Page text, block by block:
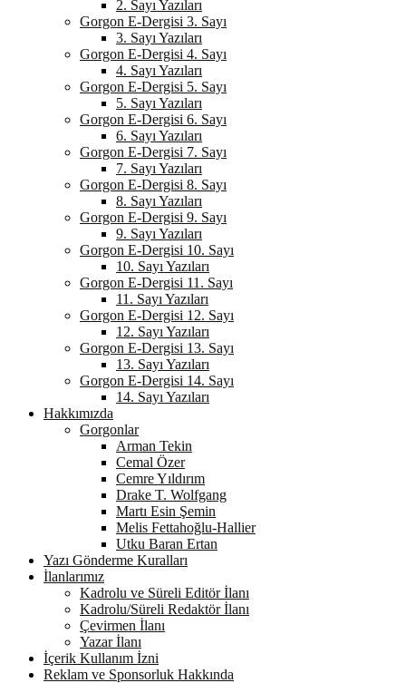
2. Sayı Yazıları
Gorgon E-Dergisi 3. Sayı
3. Sayı Yazıları
Gorgon E-Dergisi 4. Sayı
4. Sayı Yazıları
Gorgon E-Dergisi 5. Sayı
5. Sayı Yazıları
Gorgon E-Dergisi 6. Sayı
6. Sayı Yazıları
Gorgon E-Dergisi 7. Sayı
7. Sayı Yazıları
Gorgon E-Dergisi 8. Sayı
8. Sayı Yazıları
Gorgon E-Dergisi 9. Sayı
9. Sayı Yazıları
Gorgon E-Dergisi 10. Sayı
10. Sayı Yazıları
Gorgon E-Dergisi 11. Sayı
11. Sayı Yazıları
Gorgon E-Dergisi 12. Sayı
12. Sayı Yazıları
Gorgon E-Dergisi 13. Sayı
13. Sayı Yazıları
Gorgon E-Dergisi 14. Sayı
14. Sayı Yazıları
Hakkımızda
Gorgonlar
Arman Tekin
Cemal Özer
Cemre Yıldırım
Drake T. Wolfgang
Martı Esin Şemin
Melis Fettahoğlu-Hallier
Utku Baran Ertan
Yazı Gönderme Kuralları
İlanlarımız
Kadrolu ve Süreli Editör İlanı
Kadrolu/Süreli Redaktör İlanı
Çevirmen İlanı
Yazar İlanı
İçerik Kullanım İzni
Reklam ve Sponsorluk Hakkında